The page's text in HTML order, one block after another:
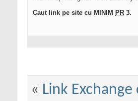
Caut link pe site cu MINIM PR 3.
« Link